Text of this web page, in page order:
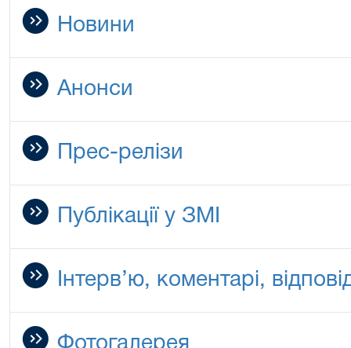
Новини
Анонси
Прес-релізи
Публікації у ЗМІ
Інтерв’ю, коментарі,